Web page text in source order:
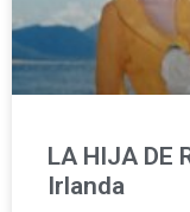
LA HIJA DE
Irlanda